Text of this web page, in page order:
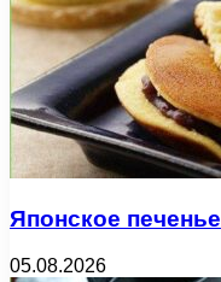
Японское печенье
05.08.2026